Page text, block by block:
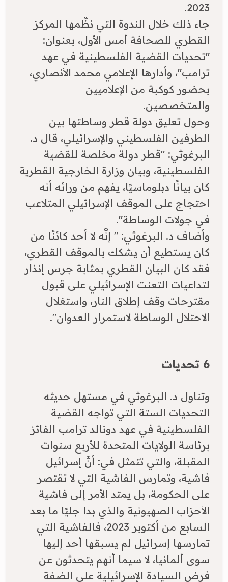
2023.
​جاء ذلك خلال الندوة التي نظّمها المركز
القطري للصحافة أمس الأول، بعنوان:
"تحديات القضية الفلسطينية في عهد
ترامب"، وأدارها الإعلامي محمد الأنصاري،
بحضور كوكبة من الإعلاميين
والمتخصصين.
وحول تعليق دولة قطر وساطتها بين
الطرفين الفلسطيني والإسرائيلي، قال د.
البرغوثي: "قطر دولة مخلصة للقضية
الفلسطينية، وبيان وزارة الخارجية القطرية
كان بيانًا دبلوماسيًا، يفهم من ورائه أنه
احتجاج على الموقف الإسرائيلي المتلاعب
في جولات الوساطة".
​وأضاف د. البرغوثي: " إنَّه لا أحد كائنًا من
كان يستطيع أن يشكك بالموقف القطري،
فقد كان البيان القطري بمثابة جرس إنذار
لتداعيات التعنت الإسرائيلي على قبول
مقترحات وقف إطلاق النار، واستغلال
الاحتلال الوساطة لاستمرار العدوان".
6 تحديات
وتناول د. البرغوثي في مستهل حديثه
التحديات الستة التي تواجه القضية
الفلسطينية في عهد دونالد ترامب الفائز
برئاسة الولايات المتحدة للأربع سنوات
المقبلة، والتي تتمثل في: أنَّ إسرائيل
فاشية، وتمارس الفاشية التي لا تقتصر
على الحكومة، بل يمتد الأمر إلى فاشية
الأحزاب الصهيونية والذي بدا جليًا ما بعد
السابع من أكتوبر 2023، فالفاشية التي
تمارسها إسرائيل لم يسبقها أحد إليها
سوى ألمانيا، لا سيما أنهم يتحدثون عن
فرض السيادة الإسرائيلية على الضفة